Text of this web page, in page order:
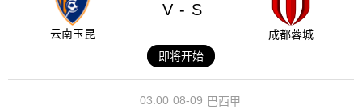
云南玉昆
V - S
成都蓉城
即将开始
08-09
03:00 巴西甲